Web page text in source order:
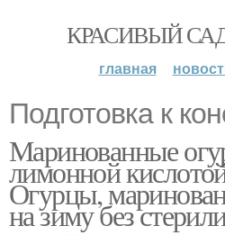
КРАСИВЫЙ
главная
Подготовка к
Маринованные
лимонной
Огурцы,
на зиму без